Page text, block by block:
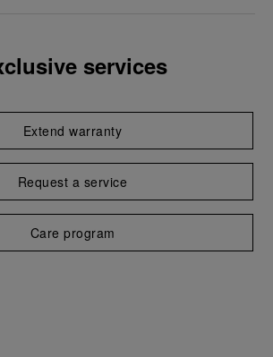
services
Extend warranty
Request a service
Care program